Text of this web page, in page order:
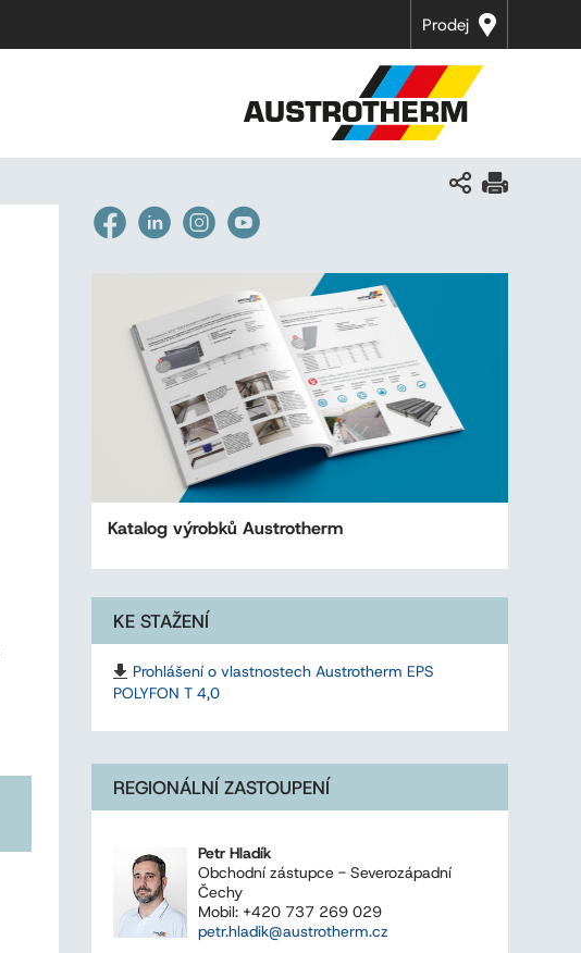
Prodej
Katalog výrobků Austrotherm
KE STAŽENÍ
Prohlášení o vlastnostech Austrotherm EPS
POLYFON T 4,0
REGIONÁLNÍ ZASTOUPENÍ
Petr Hladík
Obchodní zástupce - Severozápadní
Čechy
Mobil: +420 737 269 029
petr.hladik@austrotherm.cz